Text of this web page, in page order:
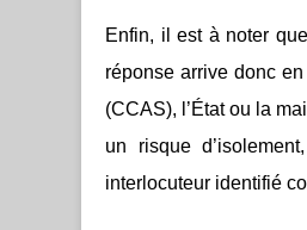
Enfin, il est à noter
réponse arrive donc
(CCAS), l’État ou la
un risque
interlocuteur identifié